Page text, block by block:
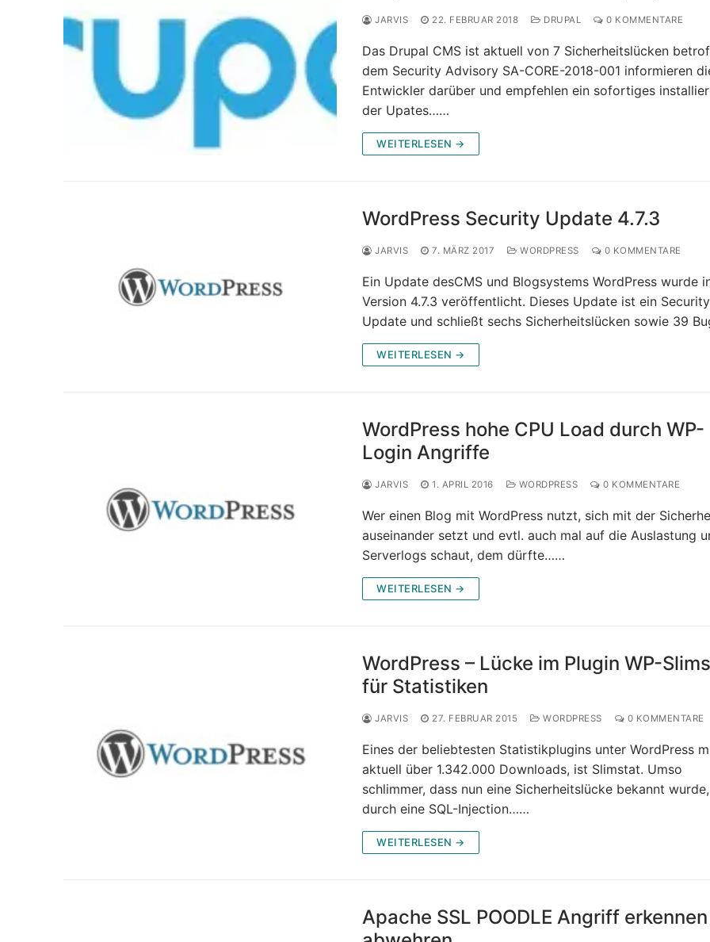
JARVIS 22. FEBRUAR 2018 DRUPAL 0 KOMMENTARE
Das Drupal CMS ist aktuell von 7 Sicherheitslücken
dem Security Advisory SA-CORE-2018-001 informieren
Entwickler darüber und empfehlen ein sofortiges
der Upates……
WEITERLESEN →
WordPress Security Update 4.7.3
JARVIS 7. MÄRZ 2017 WORDPRESS 0 KOMMENTARE
Ein Update desCMS und Blogsystems WordPress wurde
Version 4.7.3 veröffentlicht. Dieses Update ist ein Security
Update und schließt sechs Sicherheitslücken sowie 39
WEITERLESEN →
WordPress hohe CPU Load durch WP-
Login Angriffe
JARVIS 1. APRIL 2016 WORDPRESS 0 KOMMENTARE
Wer einen Blog mit WordPress nutzt, sich mit der
auseinander setzt und evtl. auch mal auf die Auslastung
Serverlogs schaut, dem dürfte……
WEITERLESEN →
WordPress – Lücke im Plugin WP-
für Statistiken
JARVIS 27. FEBRUAR 2015 WORDPRESS 0 KOMMENTARE
Eines der beliebtesten Statistikplugins unter WordPress
aktuell über 1.342.000 Downloads, ist Slimstat. Umso
schlimmer, dass nun eine Sicherheitslücke bekannt
durch eine SQL-Injection……
WEITERLESEN →
Apache SSL POODLE Angriff